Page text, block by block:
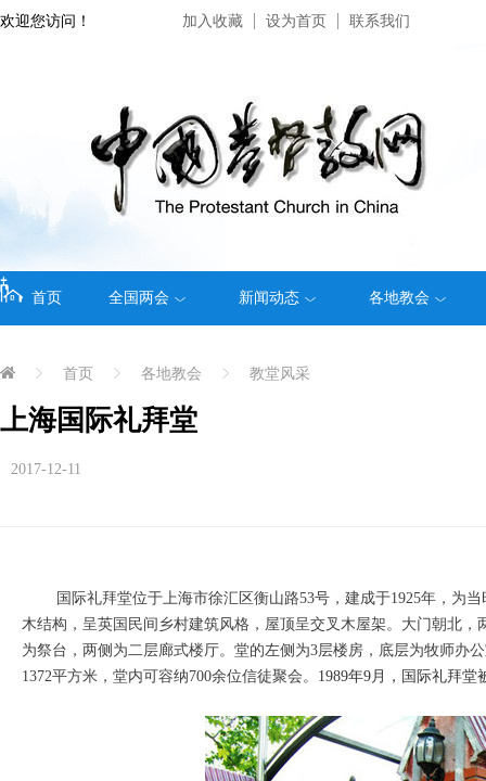
欢迎您访问！ 加入收藏 设为首页 联系我们
首页 全国两会 新闻动态 各地教会
首页 各地教会 教堂风采
上海国际礼拜堂
2017-12-11
国际礼拜堂位于上海市徐汇区衡山路53号，建成于1925年，为
木结构，呈英国民间乡村建筑风格，屋顶呈交叉木屋架。大门朝北
为祭台，两侧为二层廊式楼厅。堂的左侧为3层楼房，底层为牧师办
1372平方米，堂内可容纳700余位信徒聚会。 1989年9月，国际礼拜堂